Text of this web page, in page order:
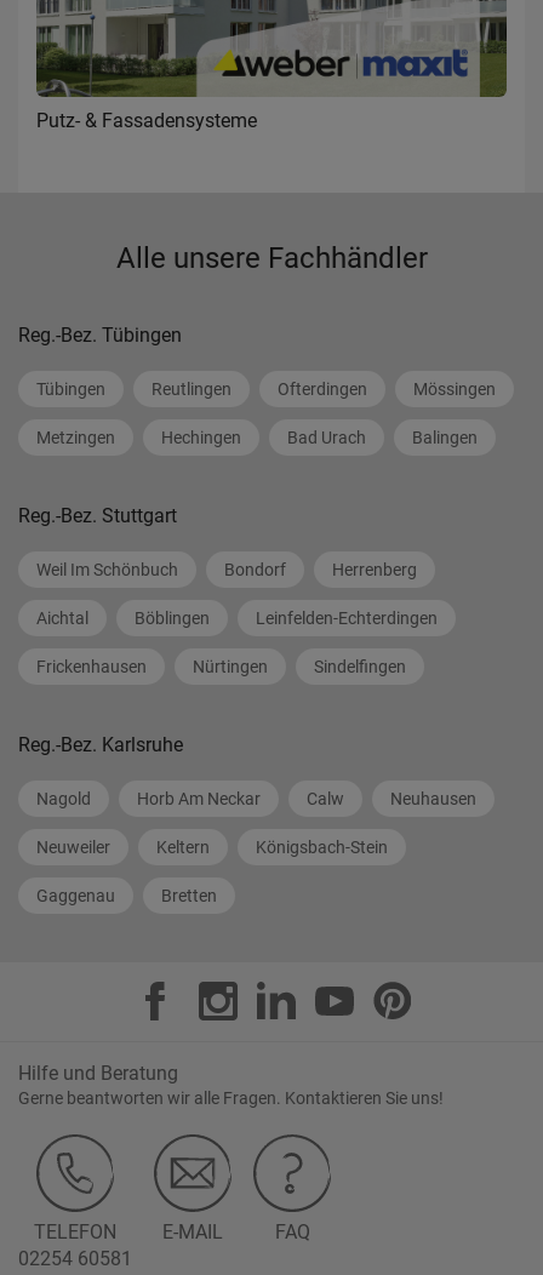
Putz- & Fassadensysteme
Alle unsere Fachhändler
Reg.-Bez. Tübingen
Tübingen Reutlingen Ofterdingen Mössingen
Metzingen Hechingen Bad Urach Balingen
Reg.-Bez. Stuttgart
Weil Im Schönbuch Bondorf Herrenberg
Aichtal Böblingen Leinfelden-Echterdingen
Frickenhausen Nürtingen Sindelfingen
Reg.-Bez. Karlsruhe
Nagold Horb Am Neckar Calw Neuhausen
Neuweiler Keltern Königsbach-Stein
Gaggenau Bretten
Hilfe und Beratung
Gerne beantworten wir alle Fragen. Kontaktieren Sie uns!
TELEFON
02254 60581
E-MAIL FAQ